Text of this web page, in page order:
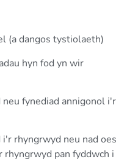
(a dangos tystiolaeth)
hyn fod yn wir
fynediad annigonol i'r
rhyngrwyd neu nad oes
pan fyddwch i